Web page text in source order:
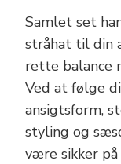
Samlet set
stråhat til din
rette balance
Ved at følge
ansigtsform,
styling og
være sikker